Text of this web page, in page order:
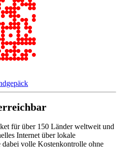
für über 150 Länder weltweit und
Internet über lokale
volle Kostenkontrolle ohne